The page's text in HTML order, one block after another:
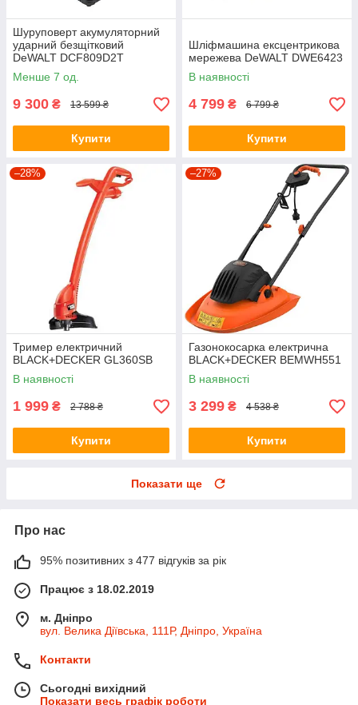
Шуруповерт акумуляторний
ударний безщітковий
DeWALT DCF809D2T
Менше 7 од.
9 300 ₴ 13 599 ₴
Купити
Шліфмашина ексцентрикова
мережева DeWALT DWE6423
В наявності
4 799 ₴ 6 799 ₴
Купити
–28%
Тример електричний
BLACK+DECKER GL360SB
В наявності
1 999 ₴ 2 788 ₴
Купити
–27%
Газонокосарка електрична
BLACK+DECKER BEMWH551
В наявності
3 299 ₴ 4 538 ₴
Купити
Показати ще
Про нас
95% позитивних з 477 відгуків за рік
Працює з 18.02.2019
м. Дніпро
вул. Велика Діївська, 111Р, Дніпро, Україна
Контакти
Сьогодні вихідний
Показати весь графік роботи